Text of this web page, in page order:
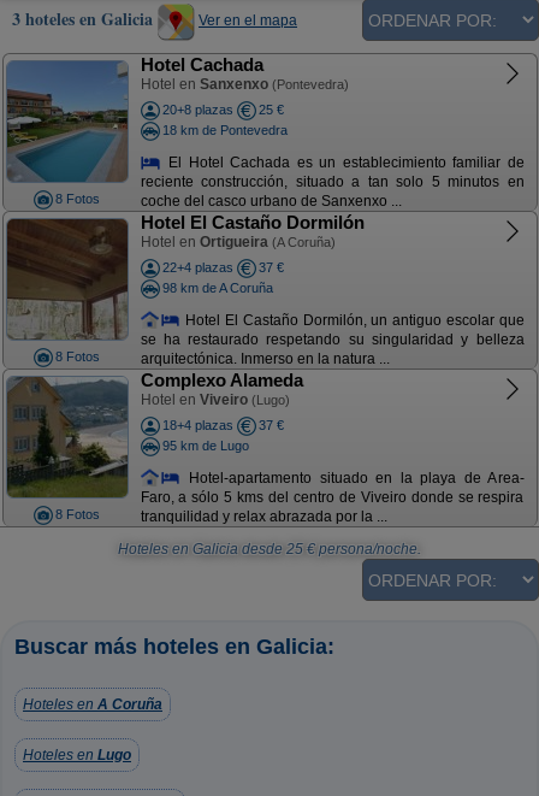
3 hoteles en Galicia Ver en el mapa
8 Fotos
Hotel Cachada
Hotel en Sanxenxo (Pontevedra)
20+8 plazas
25 €
18 km de Pontevedra
El Hotel Cachada es un establecimiento familiar de
reciente construcción, situado a tan solo 5 minutos en
coche del casco urbano de Sanxenxo ...
8 Fotos
Hotel El Castaño Dormilón
Hotel en Ortigueira (A Coruña)
22+4 plazas
37 €
98 km de A Coruña
Hotel El Castaño Dormilón, un antiguo escolar que
se ha restaurado respetando su singularidad y belleza
arquitectónica. Inmerso en la natura ...
8 Fotos
Complexo Alameda
Hotel en Viveiro (Lugo)
18+4 plazas
37 €
95 km de Lugo
Hotel-apartamento situado en la playa de Area-
Faro, a sólo 5 kms del centro de Viveiro donde se respira
tranquilidad y relax abrazada por la ...
Hoteles en Galicia desde 25 € persona/noche.
Buscar más hoteles en Galicia:
Hoteles en A Coruña
Hoteles en Lugo